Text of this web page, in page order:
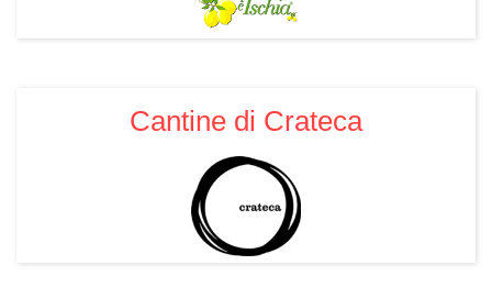
Cantine di Crateca